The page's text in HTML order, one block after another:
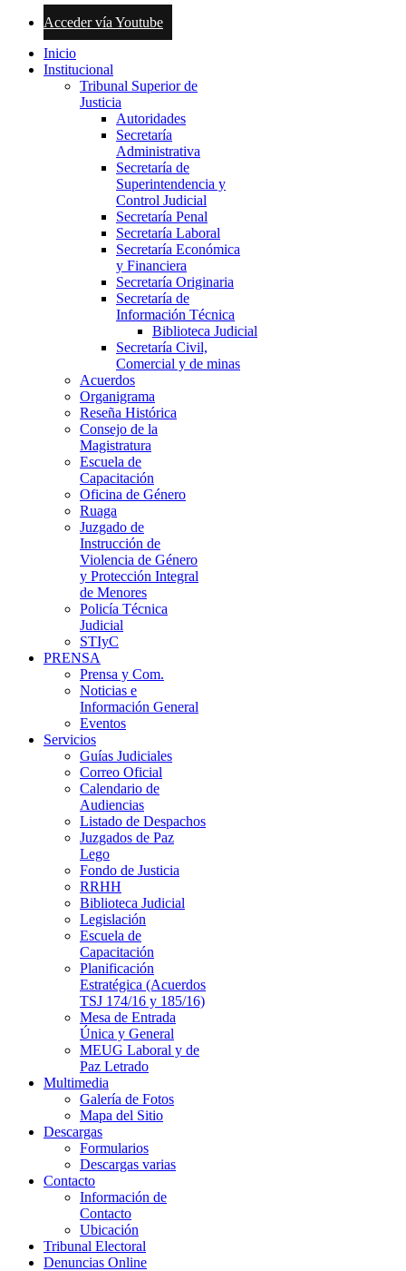
Acceder vía Youtube
Inicio
Institucional
Tribunal Superior de
Justicia
Autoridades
Secretaría
Administrativa
Secretaría de
Superintendencia y
Control Judicial
Secretaría Penal
Secretaría Laboral
Secretaría Económica
y Financiera
Secretaría Originaria
Secretaría de
Información Técnica
Biblioteca Judicial
Secretaría Civil,
Comercial y de minas
Acuerdos
Organigrama
Reseña Histórica
Consejo de la
Magistratura
Escuela de
Capacitación
Oficina de Género
Ruaga
Juzgado de
Instrucción de
Violencia de Género
y Protección Integral
de Menores
Policía Técnica
Judicial
STIyC
PRENSA
Prensa y Com.
Noticias e
Información General
Eventos
Servicios
Guías Judiciales
Correo Oficial
Calendario de
Audiencias
Listado de Despachos
Juzgados de Paz
Lego
Fondo de Justicia
RRHH
Biblioteca Judicial
Legislación
Escuela de
Capacitación
Planificación
Estratégica (Acuerdos
TSJ 174/16 y 185/16)
Mesa de Entrada
Única y General
MEUG Laboral y de
Paz Letrado
Multimedia
Galería de Fotos
Mapa del Sitio
Descargas
Formularios
Descargas varias
Contacto
Información de
Contacto
Ubicación
Tribunal Electoral
Denuncias Online